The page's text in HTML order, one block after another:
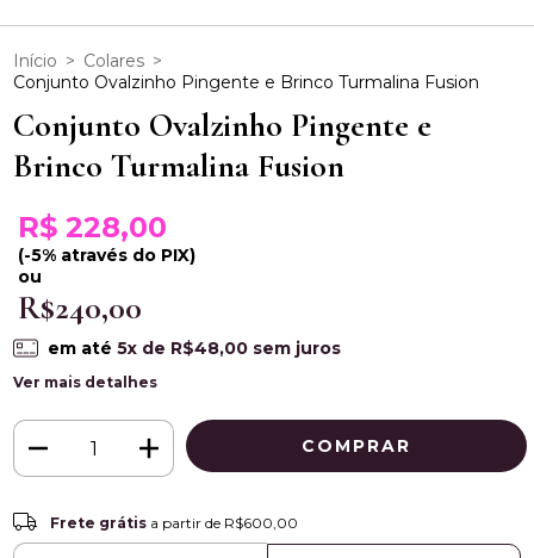
Início > Colares >
Conjunto Ovalzinho Pingente e Brinco Turmalina Fusion
Conjunto Ovalzinho Pingente e
Brinco Turmalina Fusion
R$ 228,00
(-5% através do PIX)
ou
R$240,00
em até5x de R$48,00 sem juros
Ver mais detalhes
Frete grátis R$600,00
Frete grátis a partir de R$600,00